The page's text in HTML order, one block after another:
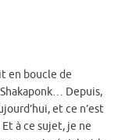
en boucle de
Depuis,
et ce n’est
à ce sujet, je ne